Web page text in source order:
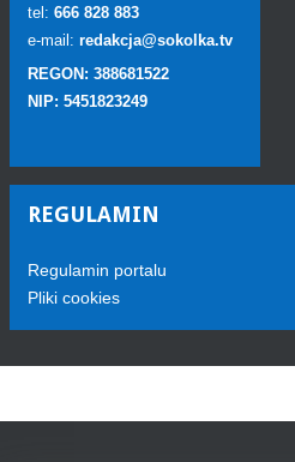
tel: 666 828 883
e-mail: redakcja@sokolka.tv
REGON: 388681522
NIP: 5451823249
REGULAMIN
Regulamin portalu
Pliki cookies